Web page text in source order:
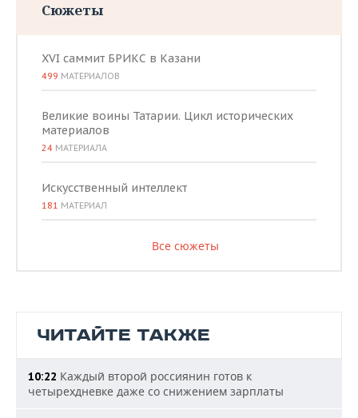
Сюжеты
XVI саммит БРИКС в Казани
499 МАТЕРИАЛОВ
Великие воины Татарии. Цикл исторических
материалов
24 МАТЕРИАЛА
Искусственный интеллект
181 МАТЕРИАЛ
Все сюжеты
ЧИТАЙТЕ ТАКЖЕ
10:22 Каждый второй россиянин готов к
четырехдневке даже со снижением зарплаты